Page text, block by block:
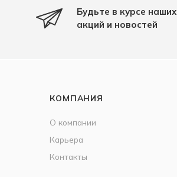
Будьте в курсе наших
акций и новостей
КОМПАНИЯ
О компании
Карьера
Контакты